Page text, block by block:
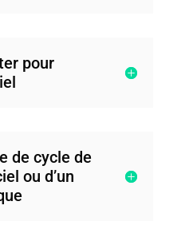
pour
de cycle de
ou d’un